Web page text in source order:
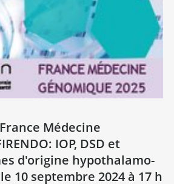
Médecine
IOP, DSD et
d'origine hypothalamo-
10 septembre 2024 à 17 h